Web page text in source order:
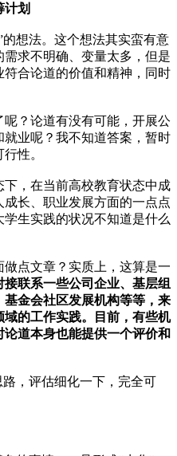
计划
的想法。这个想法其实蛮有意
求不明确、变量太多，但是
合论道的价值和精神，同时
？论道有没有可能，开展公
业呢？我不知道答案，暂时
性。
，在当前高校教育状态中成
长、职业发展方面的一点点
生实践的状况不知道是什么
点文章？实质上，这算是一
接联系一些公司企业、基层组
金会社区发展机构等等，来
的工作实践。目前，有些机
道本身也能提供一个评价和
路，评估细化一下，完全可